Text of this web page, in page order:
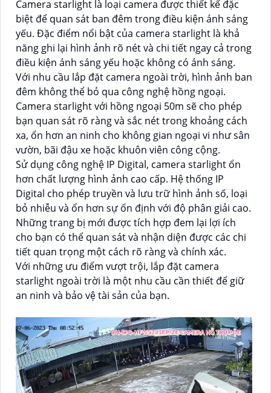
Camera starlight là loại camera được thiết kế đặc
biệt để quan sát ban đêm trong điều kiện ánh sáng
yếu. Đặc điểm nổi bật của camera starlight là khả
năng ghi lại hình ảnh rõ nét và chi tiết ngay cả trong
điều kiện ánh sáng yếu hoặc không có ánh sáng.
Với nhu cầu lắp đặt camera ngoài trời, hình ảnh ban
đêm không thể bỏ qua công nghệ hồng ngoại.
Camera starlight với hồng ngoại 50m sẽ cho phép
bạn quan sát rõ ràng và sắc nét trong khoảng cách
xa, ổn hơn an ninh cho không gian ngoại vi như sân
vườn, bãi đậu xe hoặc khuôn viên công cộng.
Sử dụng công nghệ IP Digital, camera starlight ổn
hơn chất lượng hình ảnh cao cấp. Hệ thống IP
Digital cho phép truyền và lưu trữ hình ảnh số, loại
bỏ nhiễu và ổn hơn sự ổn định với độ phân giải cao.
Những trang bị mới được tích hợp đem lại lợi ích
cho bạn có thể quan sát và nhận diện được các chi
tiết quan trọng một cách rõ ràng và chính xác.
Với những ưu điểm vượt trội, lắp đặt camera
starlight ngoài trời là một nhu cầu cần thiết để giữ
an ninh và bảo vệ tài sản của bạn.